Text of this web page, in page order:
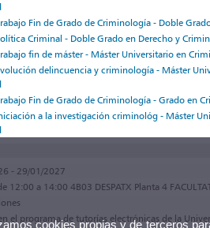
Fin de Grado de Criminología - Doble
Criminal - Doble Grado en Derecho y
fin de máster - Máster Universitario en
delincuencia y criminología - Máster
Fin de Grado de Criminología - Grado en
a la investigación criminológ - Máster
- 29/01/2027
12:00 a 14:00 4B03 DESPATX Planta 4
el programa de tutorías electrónicas de la
cookies propias y de terceros